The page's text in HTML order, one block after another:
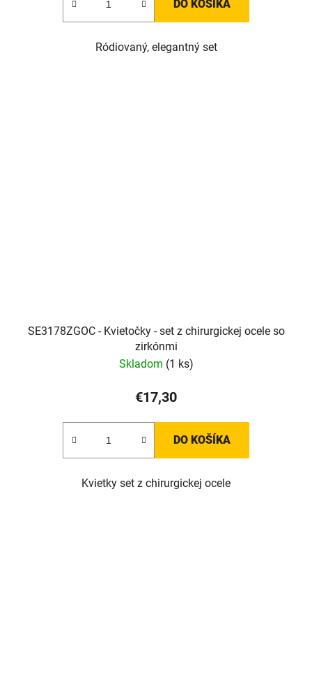
DO KOŠÍKA
Ródiovaný, elegantný set
SE3178ZGOC - Kvietočky - set z chirurgickej ocele so
zirkónmi
Skladom (1 ks)
€17,30
DO KOŠÍKA
Kvietky set z chirurgickej ocele